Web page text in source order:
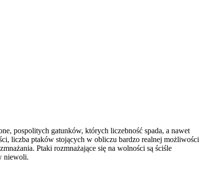
pospolitych gatunków, których liczebność spada, a nawet
liczba ptaków stojących w obliczu bardzo realnej możliwości
Ptaki rozmnażające się na wolności są ściśle
niewoli.